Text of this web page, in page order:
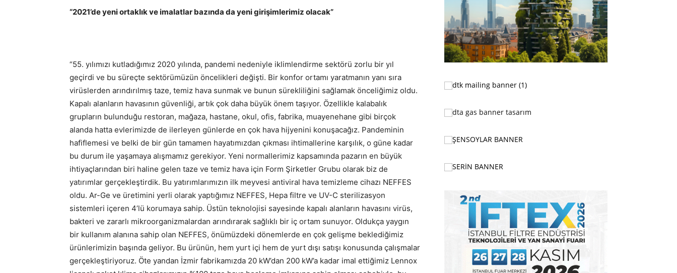
“2021’deyeni ortaklık ve imalatlar bazında da yeni girişimlerimiz olacak”
“55. yılımızı kutladığımız 2020 yılında, pandemi nedeniyle iklimlendirme sektörü zorlu bir yıl
geçirdi ve bu süreçte sektörümüzün öncelikleri değişti. Bir konfor ortamı yaratmanın yanı sıra
virüslerden arındırılmış taze, temiz hava sunmak ve bunun sürekliliğini sağlamak önceliğimiz oldu.
Kapalı alanların havasının güvenliği, artık çok daha büyük önem taşıyor. Özellikle kalabalık
grupların bulunduğu restoran, mağaza, hastane, okul, ofis, fabrika, muayenehane gibi birçok
alanda hatta evlerimizde de ilerleyen günlerde en çok hava hijyenini konuşacağız. Pandeminin
hafiflemesi ve belki de bir gün tamamen hayatımızdan çıkması ihtimallerine karşılık, o güne kadar
bu durum ile yaşamaya alışmamız gerekiyor. Yeni normallerimiz kapsamında pazarın en büyük
ihtiyaçlarından biri haline gelen taze ve temiz hava için Form Şirketler Grubu olarak biz de
yatırımlar gerçekleştirdik. Bu yatırımlarımızın ilk meyvesi antiviral hava temizleme cihazı NEFFES
oldu. Ar-Ge ve üretimini yerli olarak yaptığımız NEFFES, Hepa filtre ve UV-C sterilizasyon
sistemleri içeren 4’lü korumaya sahip. Üstün teknolojisi sayesinde kapalı alanların havasını virüs,
bakteri ve zararlı mikroorganizmalardan arındırarak sağlıklı bir iç ortam sunuyor. Oldukça yaygın
bir kullanım alanına sahip olan NEFFES, önümüzdeki dönemlerde en çok gelişme beklediğimiz
ürünlerimizin başında geliyor. Bu ürünün, hem yurt içi hem de yurt dışı satışı konusunda çalışmalar
gerçekleştiriyoruz. Öte yandan İzmir fabrikamızda 20 kW’dan 200 kW’a kadar imal ettiğimiz Lennox